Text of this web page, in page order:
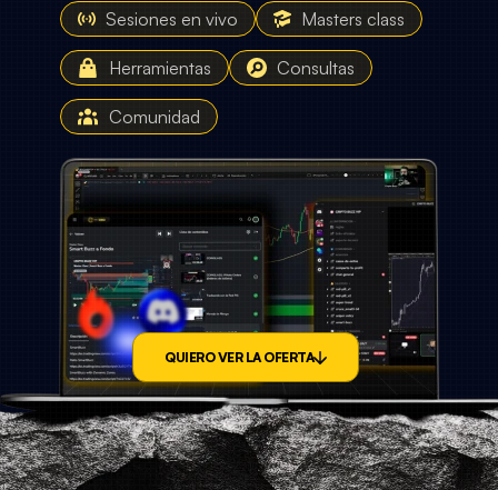
Sesiones en vivo Masters class
Herramientas Consultas
Comunidad
QUIERO VER LA OFERTA